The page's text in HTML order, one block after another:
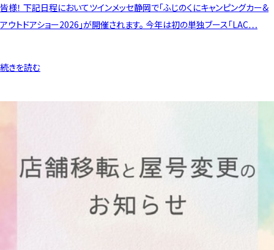
皆様！ 下記日程においてツインメッセ静岡で「ふじのくにキャンピングカー&
アウトドアショー2026」が開催されます。 今年は初の単独ブース「LAC…
続きを読む